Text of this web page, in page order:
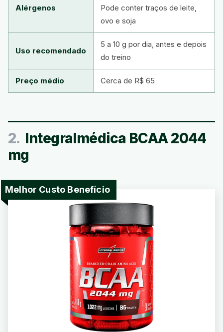
Alérgenos
Pode conter traços de leite,
ovo e soja
Uso recomendado
5 a 10 g por dia, antes e depois
do treino
Preço médio Cerca de R$ 65
2. Integralmédica BCAA 2044
mg
Melhor Custo Benefício